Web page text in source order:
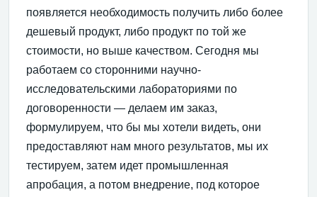
появляется необходимость получить либо более
дешевый продукт, либо продукт по той же
стоимости, но выше качеством. Сегодня мы
работаем со сторонними научно-
исследовательскими лабораториями по
договоренности — делаем им заказ,
формулируем, что бы мы хотели видеть, они
предоставляют нам много результатов, мы их
тестируем, затем идет промышленная
апробация, а потом внедрение, под которое